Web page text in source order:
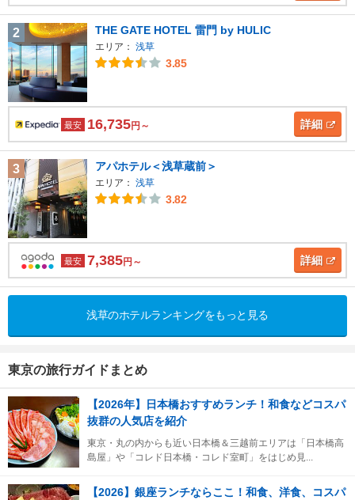
2 THE GATE HOTEL 雷門 by HULIC
エリア： 浅草
3.85
最安 16,735円～ 詳細
3 アパホテル＜浅草蔵前＞
エリア： 浅草
3.82
最安 7,385円～ 詳細
浅草のホテルランキングをもっと見る
東京の旅行ガイドまとめ
【2026年】日本橋おすすめランチ！和食などコスパ
抜群の人気店を紹介
東京・丸の内からも近い日本橋＆三越前エリアは「日本橋高
島屋」や「コレド日本橋・コレド室町」をはじめ見...
【2026】銀座ランチならここ！和食、洋食、コスパ